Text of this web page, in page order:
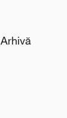
Arhivă